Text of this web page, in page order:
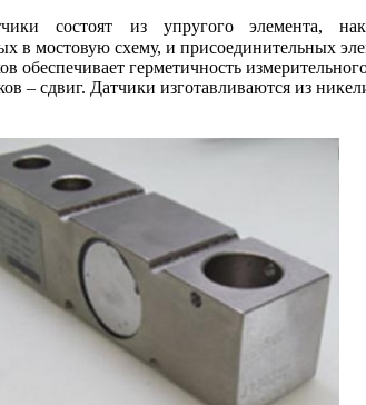
состоят из упругого элемента,
в мостовую схему, и присоединительных
обеспечивает герметичность
– сдвиг. Датчики изготавливаются из